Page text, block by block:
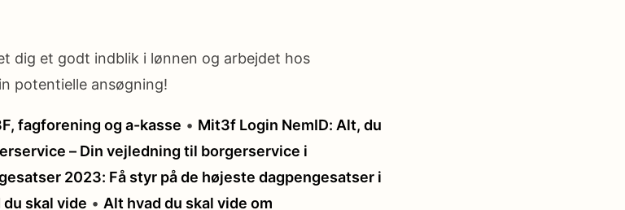
dig et godt indblik i lønnen og arbejdet hos
potentielle ansøgning!
fagforening og a-kasse • Mit3f Login NemID: Alt, du
– Din vejledning til borgerservice i
2023: Få styr på de højeste dagpengesatser i
skal vide • Alt hvad du skal vide om